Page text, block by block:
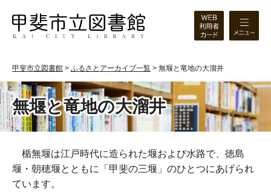
甲斐市立図書館 > ふるさとアーカイブ一覧 > 無堰と竜地の大溜井
無堰と竜地の大溜井
楯無堰は江戸時代に造られた堰および水路で、徳島
堰・朝穂堰とともに「甲斐の三堰」のひとつにあげられ
ています。